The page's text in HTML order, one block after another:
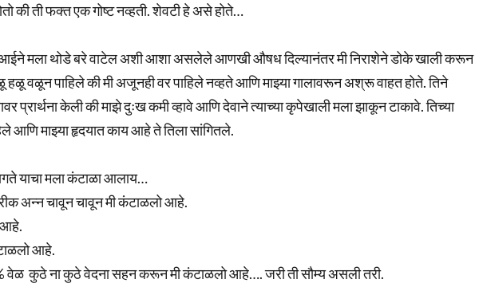
की ती फक्त एक गोष्ट नव्हती. शेवटी हे असे होते…
आईने मला थोडे बरे वाटेल अशी आशा असलेले आणखी औषध दिल्यानंतर मी निराशेने डोके खाली करून
हळू वळून पाहिले की मी अजूनही वर पाहिले नव्हते आणि माझ्या गालावरून अश्रू वाहत होते. तिने
प्रार्थना केली की माझे दुःख कमी व्हावे आणि देवाने त्याच्या कृपेखाली मला झाकून टाकावे. तिच्या
आणि माझ्या हृदयात काय आहे ते तिला सांगितले.
याचा मला कंटाळा आलाय…
अन्न चावून चावून मी कंटाळलो आहे.
आहे.
आहे.
वेळ कुठे ना कुठे वेदना सहन करून मी कंटाळलो आहे…. जरी ती सौम्य असली तरी.